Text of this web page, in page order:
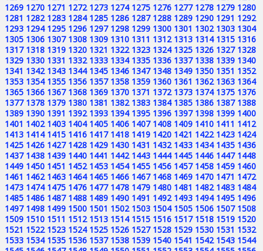
1269 1270 1271 1272 1273 1274 1275 1276 1277 1278 1279 1280
1281 1282 1283 1284 1285 1286 1287 1288 1289 1290 1291 1292
1293 1294 1295 1296 1297 1298 1299 1300 1301 1302 1303 1304
1305 1306 1307 1308 1309 1310 1311 1312 1313 1314 1315 1316
1317 1318 1319 1320 1321 1322 1323 1324 1325 1326 1327 1328
1329 1330 1331 1332 1333 1334 1335 1336 1337 1338 1339 1340
1341 1342 1343 1344 1345 1346 1347 1348 1349 1350 1351 1352
1353 1354 1355 1356 1357 1358 1359 1360 1361 1362 1363 1364
1365 1366 1367 1368 1369 1370 1371 1372 1373 1374 1375 1376
1377 1378 1379 1380 1381 1382 1383 1384 1385 1386 1387 1388
1389 1390 1391 1392 1393 1394 1395 1396 1397 1398 1399 1400
1401 1402 1403 1404 1405 1406 1407 1408 1409 1410 1411 1412
1413 1414 1415 1416 1417 1418 1419 1420 1421 1422 1423 1424
1425 1426 1427 1428 1429 1430 1431 1432 1433 1434 1435 1436
1437 1438 1439 1440 1441 1442 1443 1444 1445 1446 1447 1448
1449 1450 1451 1452 1453 1454 1455 1456 1457 1458 1459 1460
1461 1462 1463 1464 1465 1466 1467 1468 1469 1470 1471 1472
1473 1474 1475 1476 1477 1478 1479 1480 1481 1482 1483 1484
1485 1486 1487 1488 1489 1490 1491 1492 1493 1494 1495 1496
1497 1498 1499 1500 1501 1502 1503 1504 1505 1506 1507 1508
1509 1510 1511 1512 1513 1514 1515 1516 1517 1518 1519 1520
1521 1522 1523 1524 1525 1526 1527 1528 1529 1530 1531 1532
1533 1534 1535 1536 1537 1538 1539 1540 1541 1542 1543 1544